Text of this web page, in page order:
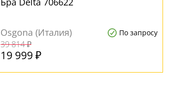
Osgona (Италия) По запросу
39 814 ₽
19 999 ₽